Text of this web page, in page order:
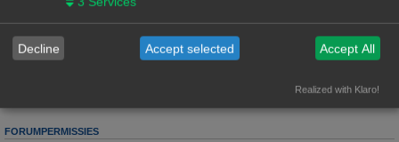
Ga naar
FORUMPERMISSIES
Decline Accept selected Accept All
Realized with Klaro!